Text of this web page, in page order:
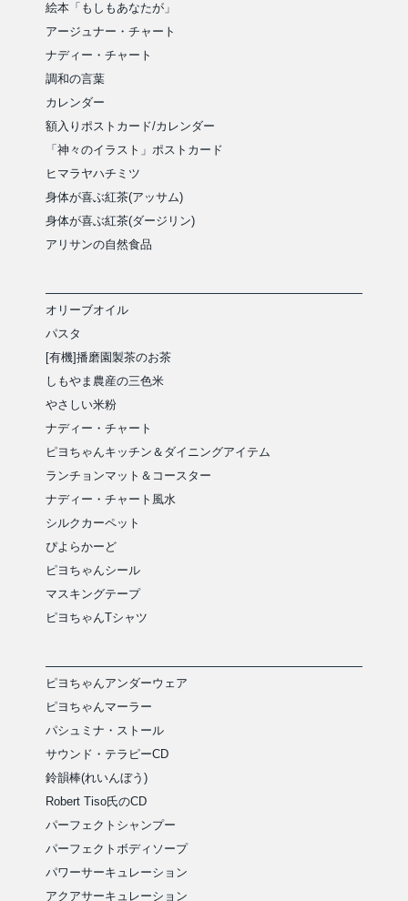
絵本「もしもあなたが」
アージュナー・チャート
ナディー・チャート
調和の言葉
カレンダー
額入りポストカード/カレンダー
「神々のイラスト」ポストカード
ヒマラヤハチミツ
身体が喜ぶ紅茶(アッサム)
身体が喜ぶ紅茶(ダージリン)
アリサンの自然食品
オリーブオイル
パスタ
[有機]播磨園製茶のお茶
しもやま農産の三色米
やさしい米粉
ナディー・チャート
ピヨちゃんキッチン＆ダイニングアイテム
ランチョンマット＆コースター
ナディー・チャート風水
シルクカーペット
ぴよらかーど
ピヨちゃんシール
マスキングテープ
ピヨちゃんTシャツ
ピヨちゃんアンダーウェア
ピヨちゃんマーラー
パシュミナ・ストール
サウンド・テラピーCD
鈴韻棒(れいんぼう)
Robert Tiso氏のCD
パーフェクトシャンプー
パーフェクトボディソープ
パワーサーキュレーション
アクアサーキュレーション